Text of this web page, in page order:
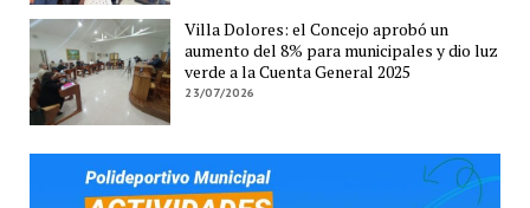
Villa Dolores: el Concejo aprobó un
aumento del 8% para municipales y dio luz
verde a la Cuenta General 2025
23/07/2026